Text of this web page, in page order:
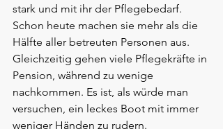
stark und mit ihr der Pflegebedarf.
Schon heute machen sie mehr als die
Hälfte aller betreuten Personen aus.
Gleichzeitig gehen viele Pflegekräfte in
Pension, während zu wenige
nachkommen. Es ist, als würde man
versuchen, ein leckes Boot mit immer
weniger Händen zu rudern.